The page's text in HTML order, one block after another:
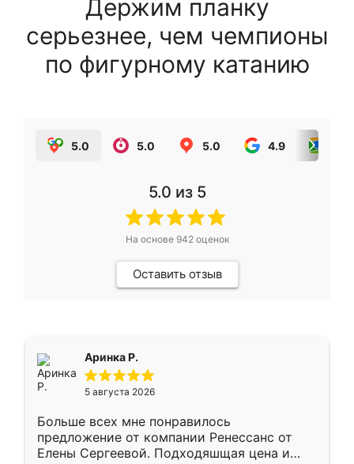
Держим планку
серьезнее, чем чемпионы
по фигурному катанию
5.0 5.0 5.0 4.9
5.0 из 5
На основе 942оценок
Оставить отзыв
Аринка Р.
5 августа 2026
Больше всех мне понравилось
предложение от компании Ренессанс от
Елены Сергеевой. Подходяшщая цена и